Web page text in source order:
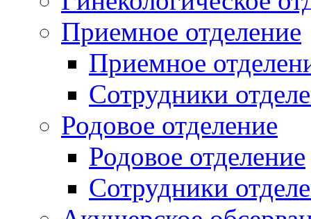
Приемное отделение
Приемное
Сотрудники
Родовое отделение
Родовое отделение
Сотрудники